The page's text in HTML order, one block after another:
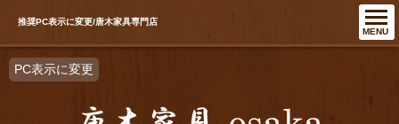
MENU
推奨PC表示に変更/唐木家具専門店
PC表示に変更